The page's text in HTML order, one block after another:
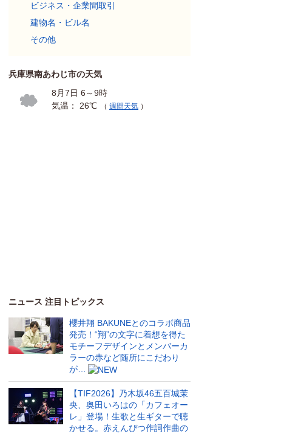
ビジネス・企業間取引
建物名・ビル名
その他
兵庫県南あわじ市の天気
8月7日 6～9時
気温： 26℃
（ 週間天気 ）
ニュース 注目トピックス
櫻井翔 BAKUNEとのコラボ商品
発売！“翔”の文字に着想を得た
モチーフデザインとメンバーカ
ラーの赤など随所にこだわり
が…
【TIF2026】乃木坂46五百城茉
央、奥田いろはの「カフェオー
レ」登場！生歌と生ギターで聴
かせる。赤えんぴつ作詞作曲の